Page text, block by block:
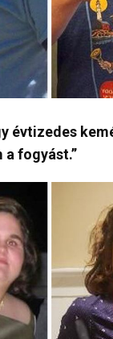
évtizedes
fogyást.”